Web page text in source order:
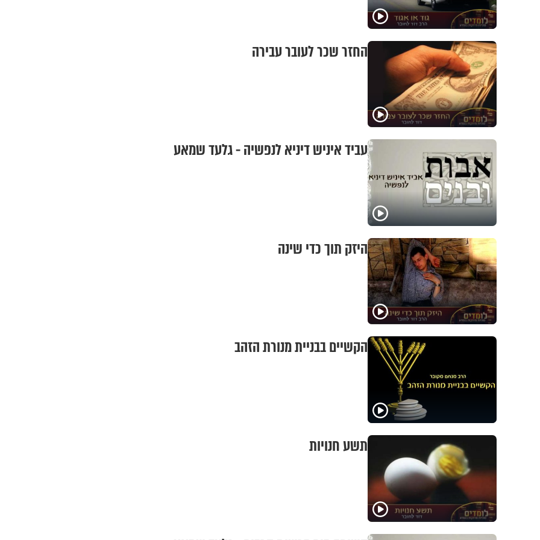
החזר שכר לעובר עבירה
עביד איניש דיניא לנפשיה - גלעד שמאע
היזק תוך כדי שינה
הקשיים בבניית מנורת הזהב
תשע חנויות